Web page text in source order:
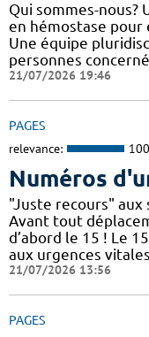
Qui sommes-nous?
en hémostase pour
Une équipe
personnes
21/07/2026 19:46
PAGES
relevance:
Numéros
"Juste recours" aux
Avant tout
d’abord le 15 ! Le
aux urgences
21/07/2026 13:56
PAGES